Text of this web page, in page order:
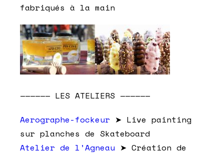
fabriqués à la main
—————— LES ATELIERS ——————
Aerographe-fockeur ➤ Live painting
sur planches de Skateboard
Atelier de l’Agneau ➤ Création de